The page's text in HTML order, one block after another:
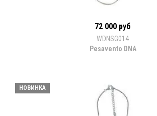
72 000 руб
WDNSG014
Pesavento DNA
НОВИНКА